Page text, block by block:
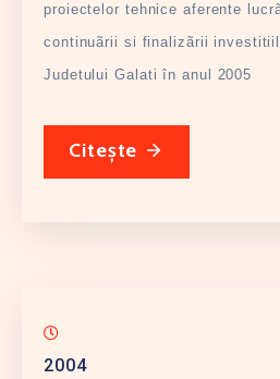
proiectelor tehnice aferente
continuãrii si finalizãrii
Judetului Galati în anul 2005
Citește
2004